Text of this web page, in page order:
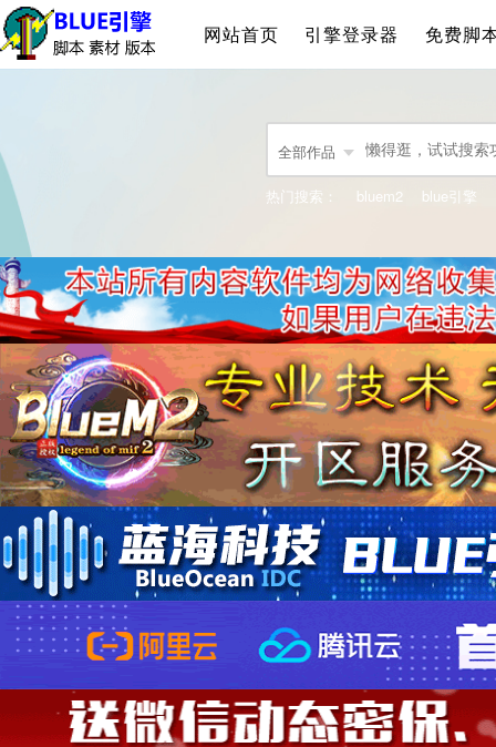
网站首页 引擎登录器 免费脚
全部作品
热门搜索： bluem2 blue引擎